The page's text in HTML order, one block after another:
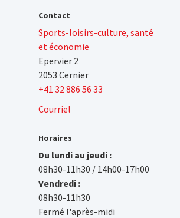
Contact
Sports-loisirs-culture, santé
et économie
Epervier 2
2053 Cernier
+41 32 886 56 33
Courriel
Horaires
Du lundi au jeudi :
08h30-11h30 / 14h00-17h00
Vendredi :
08h30-11h30
Fermé l'après-midi